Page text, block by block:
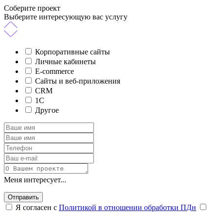
Соберите проект
Выберите интересующую вас услугу
Корпоративные сайты
Личные кабинеты
E-commerce
Сайты и веб-приложения
CRM
1C
Другое
Меня интересует...
Отправить
Я согласен с Политикой в отношении обработки ПДн